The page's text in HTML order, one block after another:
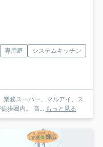
専用庭
システムキッチン
務スーパー、マルアイ、ス
歩圏内。 高...
もっと見る